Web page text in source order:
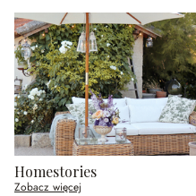
Homestories
Zobacz więcej